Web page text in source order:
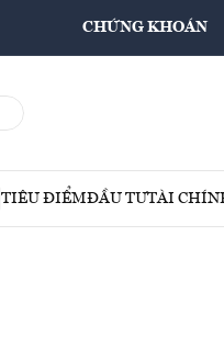
CHỨNG KHOÁN
TIÊU ĐIỂMĐẦU TƯTÀI